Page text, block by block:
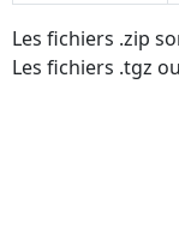
Les fichiers .zip
Les fichiers .tgz